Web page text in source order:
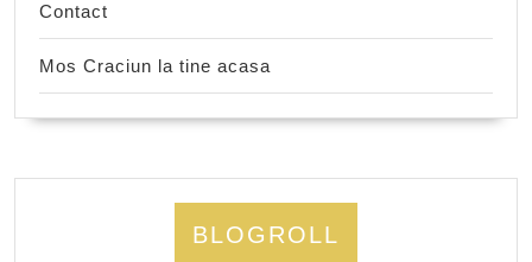
Contact
Mos Craciun la tine acasa
BLOGROLL